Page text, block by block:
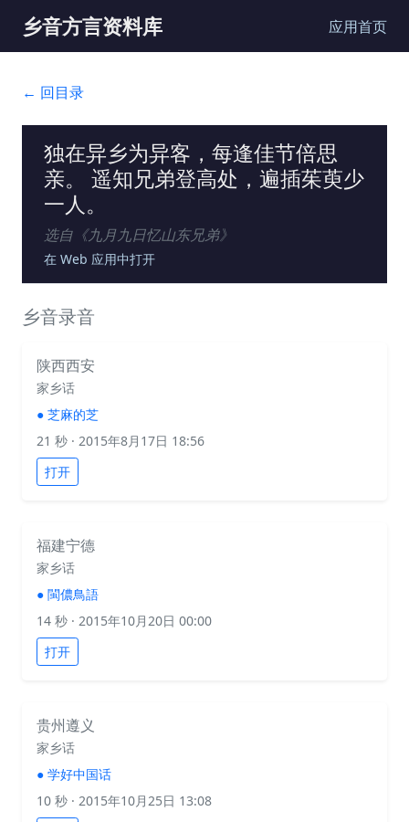
乡音方言资料库 应用首页
← 回目录
独在异乡为异客，每逢佳节倍思
亲。 遥知兄弟登高处，遍插茱萸少
一人。
选自《九月九日忆山东兄弟》
在 Web 应用中打开
乡音录音
陕西西安
家乡话
● 芝麻的芝
21 秒 · 2015年8月17日 18:56
打开
福建宁德
家乡话
● 閩儂鳥語
14 秒 · 2015年10月20日 00:00
打开
贵州遵义
家乡话
● 学好中国话
10 秒 · 2015年10月25日 13:08